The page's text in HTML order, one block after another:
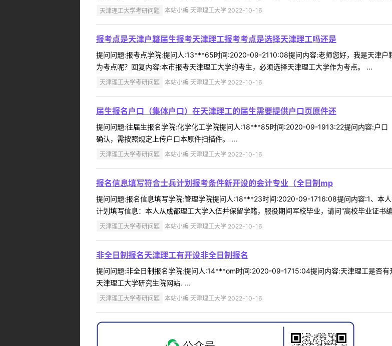
天津理工大学考研问题 本站小编 天津理工大学 2022-10-16
报考点是天津户籍届生报考天津理工报考考点是选择天津理工吗还是
提问问题:报考点学院:提问人:13***65时间:2020-09-2110:08提问内容:老师您好，我是天津户
为考点呢？回复内容:本市报考天津理工大学的考生，必须选择天津理工大学作为考点。 ...
天津理工大学考研问题 本站小编 天津理工大学 2022-10-16
届生报名户口（集体户口）在天津理工的届生需要提供户口页原件还
提问问题:往届生报名学院:化学化工学院提问人:18***85时间:2020-09-1913:22提问内容:户口
确认，需按照规定上传户口本原件扫描件。 ...
天津理工大学考研问题 本站小编 天津理工大学 2022-10-16
报名信息填写符合士兵计划报考条件新开设的会计专业（全日制mp
提问问题:报名信息填写学院:管理学院提问人:18***23时间:2020-09-1716:08提问内容:1、本
计划填写信息：本人从成都理工大学入伍并保留学籍，服役期间军校毕业，请问“高校毕业证书
天津理工大学考研问题 本站小编 天津理工大学 2022-10-16
非全日制报名天津理工有开设非全日制报名
提问问题:非全日制报名学院:提问人:14***om时间:2020-09-1715:04提问内容:天津理工是否
天津理工大学研究生院网站. ...
天津理工大学考研问题 本站小编 天津理工大学 2022-10-16